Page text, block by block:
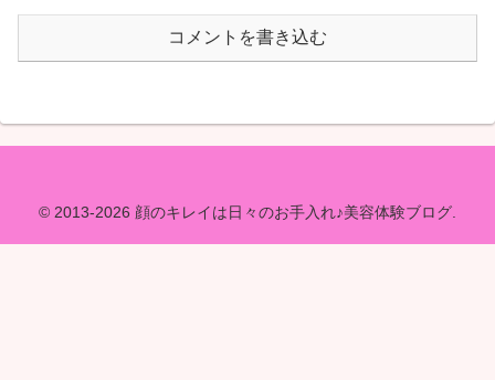
コメントを書き込む
© 2013-2026 顔のキレイは日々のお手入れ♪美容体験ブログ.